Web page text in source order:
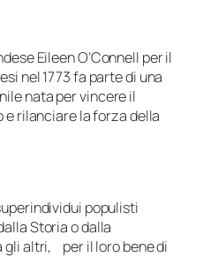
Eileen O’Connell per il
nel 1773 fa parte di una
nata per vincere il
rilanciare la forza della
populisti
Storia o dalla
gli altri, per il loro bene di